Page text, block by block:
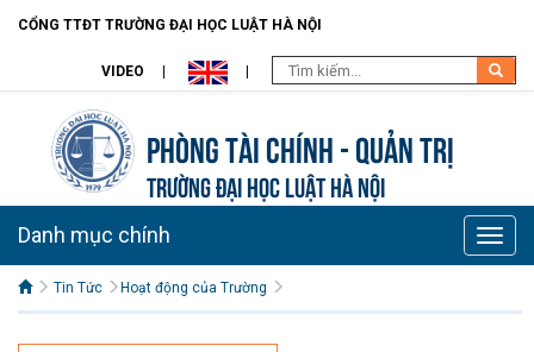
CỔNG TTĐT TRƯỜNG ĐẠI HỌC LUẬT HÀ NỘI
VIDEO
Phòng Tài chính - Quản trị
TRƯỜNG ĐẠI HỌC LUẬT HÀ NỘI
Toggle
Danh mục chính
Tin Tức Hoạt động của Trường